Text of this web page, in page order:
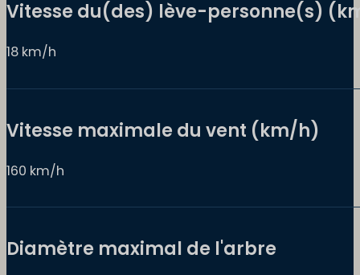
Vitesse du(des) lève-personne(s)
18 km/h
Vitesse maximale du vent (km/h)
160 km/h
Diamètre maximal de l'arbre